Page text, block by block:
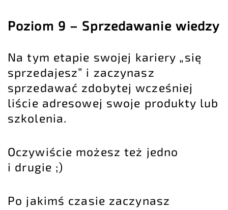
Poziom 9 – Sprzedawanie wiedzy
Na tym etapie swojej kariery „się
sprzedajesz” i zaczynasz
sprzedawać zdobytej wcześniej
liście adresowej swoje produkty lub
szkolenia.
Oczywiście możesz też jedno
i drugie ;)
Po jakimś czasie zaczynasz